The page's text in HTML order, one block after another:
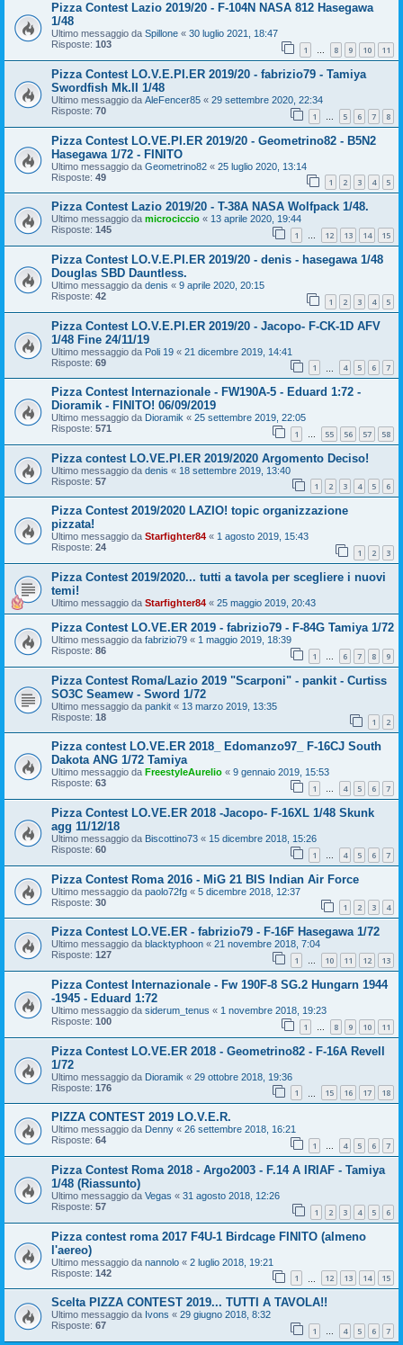
Pizza Contest Lazio 2019/20 - F-104N NASA 812 Hasegawa
1/48
Ultimo messaggio da Spillone « 30 luglio 2021, 18:47
Risposte: 103 1 … 8 9 10 11
Pizza Contest LO.V.E.PI.ER 2019/20 - fabrizio79 - Tamiya
Swordfish Mk.II 1/48
Ultimo messaggio da AleFencer85 « 29 settembre 2020, 22:34
Risposte: 70 1 … 5 6 7 8
Pizza Contest LO.VE.PI.ER 2019/20 - Geometrino82 - B5N2
Hasegawa 1/72 - FINITO
Ultimo messaggio da Geometrino82 « 25 luglio 2020, 13:14
Risposte: 49 1 2 3 4 5
Pizza Contest Lazio 2019/20 - T-38A NASA Wolfpack 1/48.
Ultimo messaggio da microciccio « 13 aprile 2020, 19:44
Risposte: 145 1 … 12 13 14 15
Pizza Contest LO.V.E.PI.ER 2019/20 - denis - hasegawa 1/48
Douglas SBD Dauntless.
Ultimo messaggio da denis « 9 aprile 2020, 20:15
Risposte: 42 1 2 3 4 5
Pizza Contest LO.V.E.PI.ER 2019/20 - Jacopo- F-CK-1D AFV
1/48 Fine 24/11/19
Ultimo messaggio da Poli 19 « 21 dicembre 2019, 14:41
Risposte: 69 1 4 5 6 7
Pizza Contest Internazionale - FW190A-5 - Eduard 1:72 -
Dioramik - FINITO! 06/09/2019
Ultimo messaggio da Dioramik « 25 settembre 2019, 22:05
Risposte: 571 1 … 55 56 57 58
Pizza contest LO.VE.PI.ER 2019/2020 Argomento Deciso!
Ultimo messaggio da denis « 18 settembre 2019, 13:40
Risposte: 57 1 2 3 4 5 6
Pizza Contest 2019/2020 LAZIO! topic organizzazione
pizzata!
Ultimo messaggio da Starfighter84 « 1 agosto 2019, 15:43
Risposte: 24 1 2 3
Pizza Contest 2019/2020... tutti a tavola per scegliere i nuovi
temi!
Ultimo messaggio da Starfighter84 « 25 maggio 2019, 20:43
Pizza Contest LO.VE.ER 2019 - fabrizio79 - F-84G Tamiya 1/72
Ultimo messaggio da fabrizio79 « 1 maggio 2019, 18:39
Risposte: 86 1 … 6 7 8 9
Pizza Contest Roma/Lazio 2019 "Scarponi" - pankit - Curtiss
SO3C Seamew - Sword 1/72
Ultimo messaggio da pankit « 13 marzo 2019, 13:35
Risposte: 18 1 2
Pizza contest LO.VE.ER 2018_ Edomanzo97_ F-16CJ South
Dakota ANG 1/72 Tamiya
Ultimo messaggio da FreestyleAurelio « 9 gennaio 2019, 15:53
Risposte: 63 1 … 4 5 6 7
Pizza Contest LO.VE.ER 2018 -Jacopo- F-16XL 1/48 Skunk
agg 11/12/18
Ultimo messaggio da Biscottino73 « 15 dicembre 2018, 15:26
Risposte: 60 1 … 4 5 6 7
Pizza Contest Roma 2016 - MiG 21 BIS Indian Air Force
Ultimo messaggio da paolo72fg « 5 dicembre 2018, 12:37
Risposte: 30 1 2 3 4
Pizza Contest LO.VE.ER - fabrizio79 - F-16F Hasegawa 1/72
Ultimo messaggio da blacktyphoon « 21 novembre 2018, 7:04
Risposte: 127 1 … 10 11 12 13
Pizza Contest Internazionale - Fw 190F-8 SG.2 Hungarn 1944
-1945 - Eduard 1:72
Ultimo messaggio da siderum_tenus « 1 novembre 2018, 19:23
Risposte: 100 1 … 8 9 10 11
Pizza Contest LO.VE.ER 2018 - Geometrino82 - F-16A Revell
1/72
Ultimo messaggio da Dioramik « 29 ottobre 2018, 19:36
Risposte: 176 1 15 16 17 18
PIZZA CONTEST 2019 LO.V.E.R.
Ultimo messaggio da Denny « 26 settembre 2018, 16:21
Risposte: 64 1 … 4 5 6 7
Pizza Contest Roma 2018 - Argo2003 - F.14 A IRIAF - Tamiya
1/48 (Riassunto)
Ultimo messaggio da Vegas « 31 agosto 2018, 12:26
Risposte: 57 1 2 3 4 5 6
Pizza contest roma 2017 F4U-1 Birdcage FINITO (almeno
l'aereo)
Ultimo messaggio da nannolo « 2 luglio 2018, 19:21
Risposte: 142 1 12 13 14 15
Scelta PIZZA CONTEST 2019... TUTTI A TAVOLA!!
Ultimo messaggio da Ivons « 29 giugno 2018, 8:32
Risposte: 67 1 … 4 5 6 7